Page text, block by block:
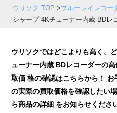
ウリソク TOP >ブルーレイレコー
シャープ 4Kチューナー内蔵 BDレ
ウリソクではどこよりも高く、
ューナー内蔵 BDレコーダーの
取価 格の確認はこちらから！
の実際の買取価格を確認したい
ら商品の詳細 をお知らせくださ